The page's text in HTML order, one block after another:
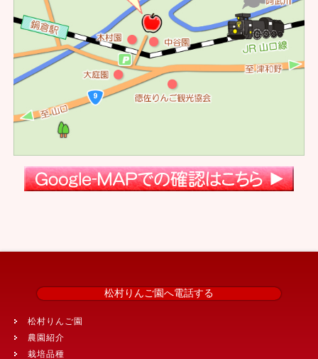
松村りんご園へ電話する
松村りんご園
農園紹介
栽培品種